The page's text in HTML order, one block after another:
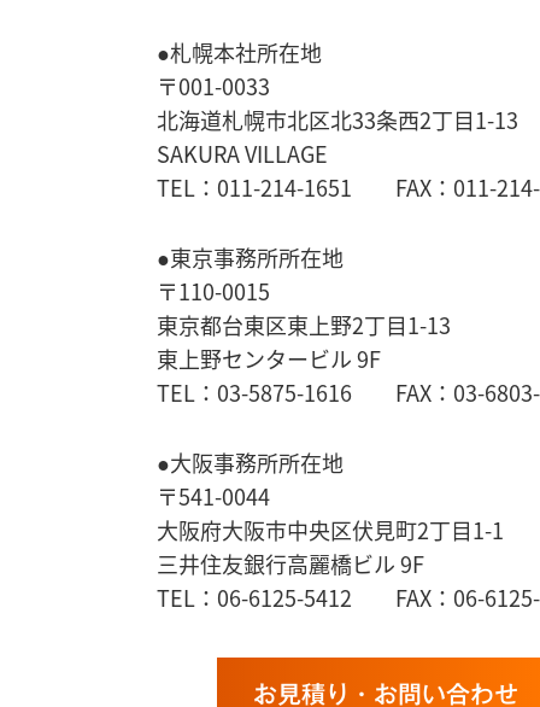
●札幌本社所在地
〒001-0033
北海道札幌市北区北33条西2丁目1-13
SAKURA VILLAGE
TEL：011-214-1651 FAX：011-
●東京事務所所在地
〒110-0015
東京都台東区東上野2丁目1-13
東上野センタービル 9F
TEL：03-5875-1616 FAX：03-
●大阪事務所所在地
〒541-0044
大阪府大阪市中央区伏見町2丁目1-1
三井住友銀行高麗橋ビル 9F
TEL：06-6125-5412 FAX：06-
お見積り・お問い合わせ